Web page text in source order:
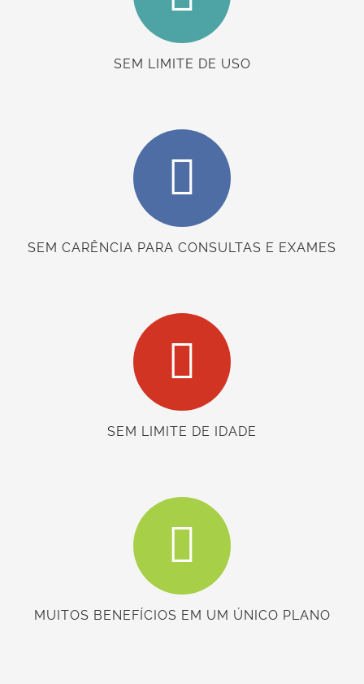
SEM LIMITE DE USO
SEM CARÊNCIA PARA CONSULTAS E EXAMES
SEM LIMITE DE IDADE
MUITOS BENEFÍCIOS EM UM ÚNICO PLANO